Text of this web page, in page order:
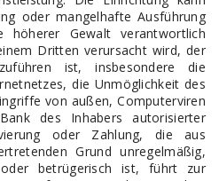
oder mangelhafte Ausführung
höherer Gewalt verantwortlich
Dritten verursacht wird, der
ist, insbesondere die
die Unmöglichkeit des
von außen, Computerviren
des Inhabers autorisierter
oder Zahlung, die aus
Grund unregelmäßig,
betrügerisch ist, führt zur